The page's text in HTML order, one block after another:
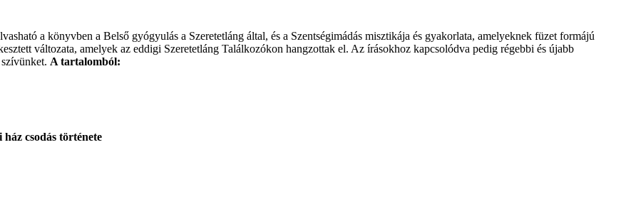
a könyvben a Belső gyógyulás a Szeretetláng által, és a Szentségimádás misztikája és gyakorlata, amelyeknek füzet formájú
változata, amelyek az eddigi Szeretetláng Találkozókon hangzottak el. Az írásokhoz kapcsolódva pedig régebbi és újabb
A tartalomból:
csodás története